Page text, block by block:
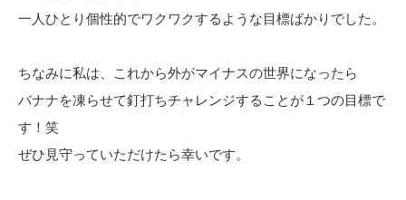
一人ひとり個性的でワクワクするような目標ばかりでした。
ちなみに私は、これから外がマイナスの世界になったら
バナナを凍らせて釘打ちチャレンジすることが１つの目標で
す！笑
ぜひ見守っていただけたら幸いです。